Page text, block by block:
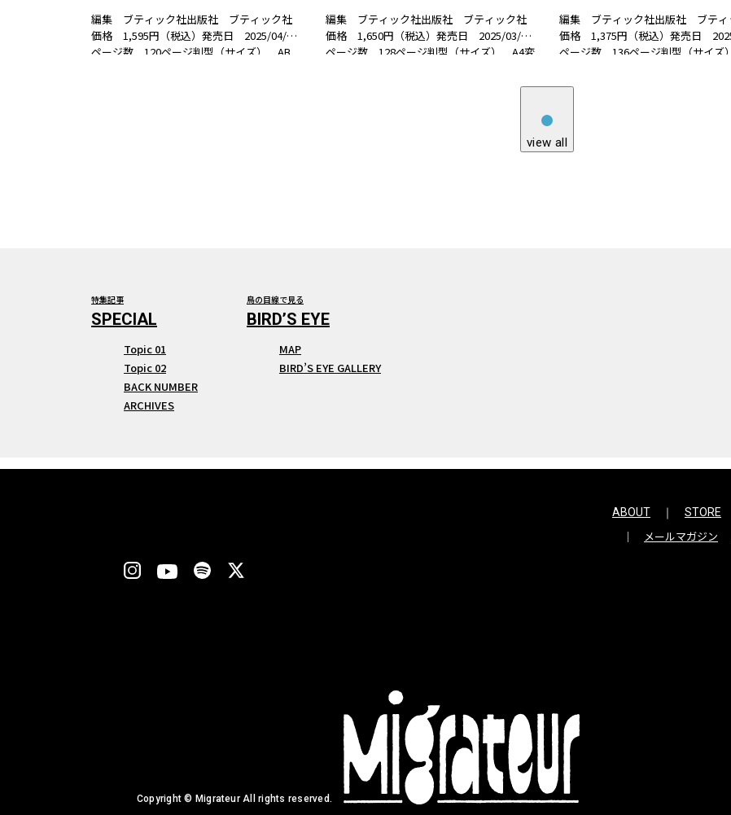
編集 ブティック社出版社 ブティック社
価格 1,595円（税込）発売日 2025/04/07
ページ数 120ページ判型（サイズ） AB
編集 ブティック社出版社 ブティック社
価格 1,650円（税込）発売日 2025/03/27
ページ数 128ページ判型（サイズ） A4変
布の魅力を生かしたお出かけ服や日常着を
編集 ブティック社出版社 ブティ
価格 1,375円（税込）発売日
ページ数 136ページ判型（サイ
夏に活躍する手編みのウエアとこも
view all
特集記事
Topic 01
Topic 02
BACK NUMBER
ARCHIVES
鳥の目線で見る
MAP
BIRD’S EYE GALLERY
ABOUT STORE
メールマガジン
Copyright © Migrateur All rights reserved.